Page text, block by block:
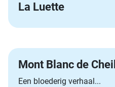
La Luette
Mont Blanc de
Een bloederig verhaal...